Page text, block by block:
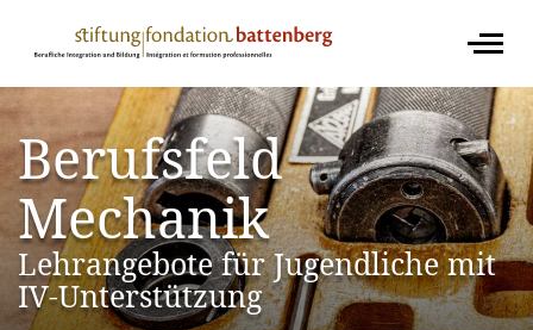
Berufsfeld
Mechanik
Lehrangebote für Jugendliche mit
IV-Unterstützung Image